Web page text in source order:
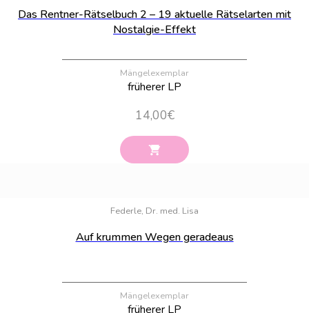
Das Rentner-Rätselbuch 2 – 19 aktuelle Rätselarten mit
Nostalgie-Effekt
Mängelexemplar
früherer LP
14,00€
Federle, Dr. med. Lisa
Auf krummen Wegen geradeaus
Mängelexemplar
früherer LP